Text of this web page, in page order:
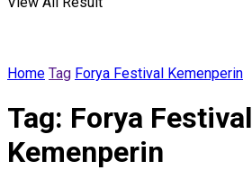
Home Tag Forya Festival Kemenperin
Tag: Forya Festival
Kemenperin